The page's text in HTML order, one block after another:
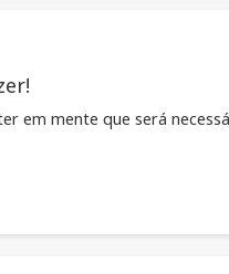
em mente que será